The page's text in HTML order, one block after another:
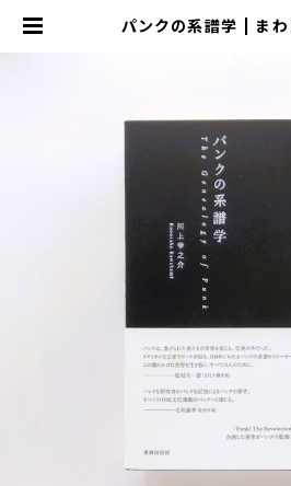
パンクの系譜学 | まわ